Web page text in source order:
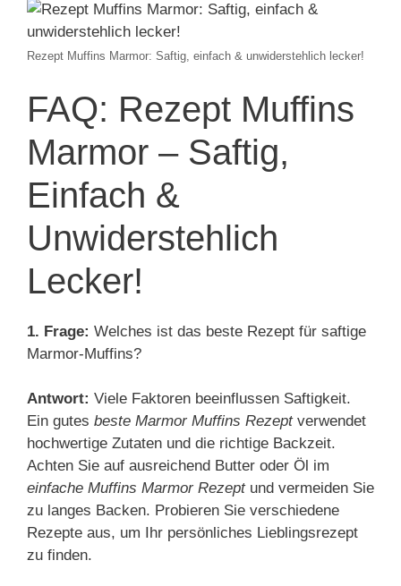
Rezept Muffins Marmor: Saftig, einfach & unwiderstehlich lecker!
FAQ: Rezept Muffins
Marmor – Saftig,
Einfach &
Unwiderstehlich
Lecker!
1. Frage: Welches ist das beste Rezept für saftige
Marmor-Muffins?
Antwort: Viele Faktoren beeinflussen Saftigkeit.
Ein gutes beste Marmor Muffins Rezeptverwendet
hochwertige Zutaten und die richtige Backzeit.
Achten Sie auf ausreichend Butter oder Öl im
einfache Muffins Marmor Rezeptund vermeiden Sie
zu langes Backen. Probieren Sie verschiedene
Rezepte aus, um Ihr persönliches Lieblingsrezept
zu finden.